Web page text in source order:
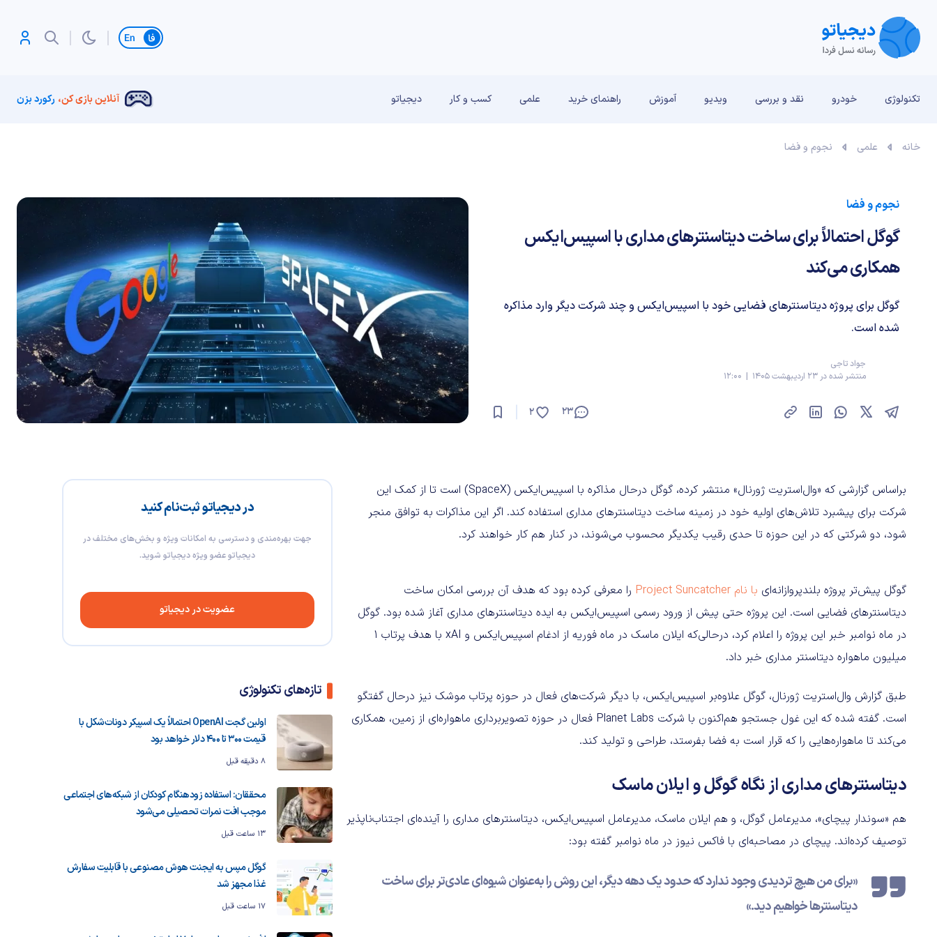
تغییر زبان
تکنولوژی خودرو نقد و بررسی‌ ویدیو آموزش راهنمای خرید علمی کسب و کار دیجیاتو آنلاین بازی کن، رکورد بزن
خانه علمی نجوم و فضا
نجوم و فضا
گوگل احتمالاً برای ساخت دیتاسنترهای مداری با اسپیس‌ایکس
همکاری می‌کند
گوگل برای پروژه دیتاسنترهای فضایی خود با اسپیس‌ایکس و چند شرکت دیگر وارد مذاکره
شده است.
جواد تاجی
منتشر شده در 23 اردیبهشت 1405 | 12:00
23
2
در دیجیاتو ثبت‌نام کنید
جهت بهره‌مندی و دسترسی به امکانات ویژه و بخش‌های مختلف در
دیجیاتو عضو ویژه دیجیاتو شوید.
عضویت در دیجیاتو
تازه‌های تکنولوژی
اولین گجت OpenAI احتمالاً یک اسپیکر دونات‌شکل با
قیمت ۳۰۰ تا ۴۰۰ دلار خواهد بود
8 دقیقه قبل
محققان: استفاده زودهنگام کودکان از شبکه‌های اجتماعی
موجب افت نمرات تحصیلی می‌شود
13 ساعت قبل
گوگل مپس به ایجنت هوش مصنوعی با قابلیت سفارش
غذا مجهز شد
17 ساعت قبل
براساس گزارشی که «وال‌استریت ژورنال» منتشر کرده، گوگل درحال مذاکره با اسپیس‌ایکس (SpaceX) است تا از کمک این
شرکت برای پیشبرد تلاش‌های اولیه خود در زمینه ساخت دیتاسنترهای مداری استفاده کند. اگر این مذاکرات به توافق منجر
شود، دو شرکتی که در این حوزه تا حدی رقیب یکدیگر محسوب می‌شوند، در کنار هم کار خواهند کرد.
گوگل پیش‌تر پروژه بلندپروازانه‌ای با نام Project Suncatcher
را معرفی کرده بود که هدف آن بررسی امکان ساخت
دیتاسنترهای فضایی است. این پروژه حتی پیش از ورود رسمی اسپیس‌ایکس به ایده دیتاسنترهای مداری آغاز شده بود. گوگل
در ماه نوامبر خبر این پروژه را اعلام کرد، درحالی‌که ایلان ماسک در ماه فوریه از ادغام اسپیس‌ایکس و xAI با هدف پرتاب ۱
میلیون ماهواره دیتاسنتر مداری خبر داد.
طبق گزارش وال‌استریت ژورنال، گوگل علاوه‌بر اسپیس‌ایکس، با دیگر شرکت‌های فعال در حوزه پرتاب موشک نیز درحال گفتگو
است. گفته شده که این غول جستجو هم‌اکنون با شرکت Planet Labs فعال در حوزه تصویربرداری ماهواره‌ای از زمین، همکاری
می‌کند تا ماهواره‌هایی را که قرار است به فضا بفرستد، طراحی و تولید کند.
دیتاسنترهای مداری از نگاه گوگل و ایلان ماسک
هم «سوندار پیچای»، مدیرعامل گوگل، و هم ایلان ماسک، مدیرعامل اسپیس‌ایکس، دیتاسنترهای مداری را آینده‌ای اجتناب‌ناپذیر
توصیف کرده‌اند. پیچای در مصاحبه‌ای با فاکس نیوز در ماه نوامبر گفته بود:
«برای من هیچ تردیدی وجود ندارد که حدود یک دهه دیگر، این روش را به‌عنوان شیوه‌ای عادی‌تر برای ساخت
دیتاسنترها خواهیم دید.»